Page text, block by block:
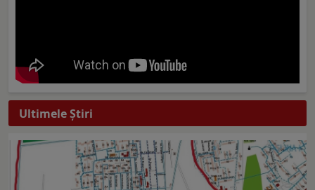
Ultimele Ştiri